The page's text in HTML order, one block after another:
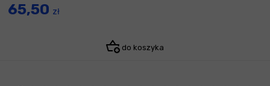
65,50 zł
do koszyka